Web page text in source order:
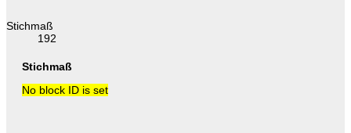
Stichmaß
192
Stichmaß
No block ID is set